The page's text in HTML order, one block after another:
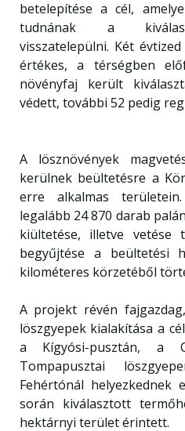
betelepítése a cél,
tudnának a
visszatelepülni. Két
értékes, a térségben
növényfaj került
védett, további 52 pedig
A lösznövények
kerülnek beültetésre a
erre alkalmas
legalább 24 870 darab
kiültetése, illetve vetése
begyűjtése a beültetési
kilométeres körzetéből
A projekt révén
löszgyepek kialakítása a
a Kígyósi-pusztán, a
Tompapusztai
Fehértónál helyezkednek
során kiválasztott
hektárnyi terület érintett.